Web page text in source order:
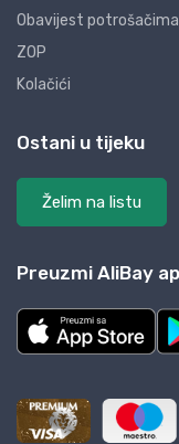
Obavijest potrošačima
ZOP
Kolačići
Ostani u tijeku
Želim na listu
Preuzmi AliBay